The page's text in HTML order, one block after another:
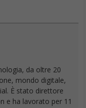
le app predefinite
in-one su cui fare
multimediale.
tutti i formati di file